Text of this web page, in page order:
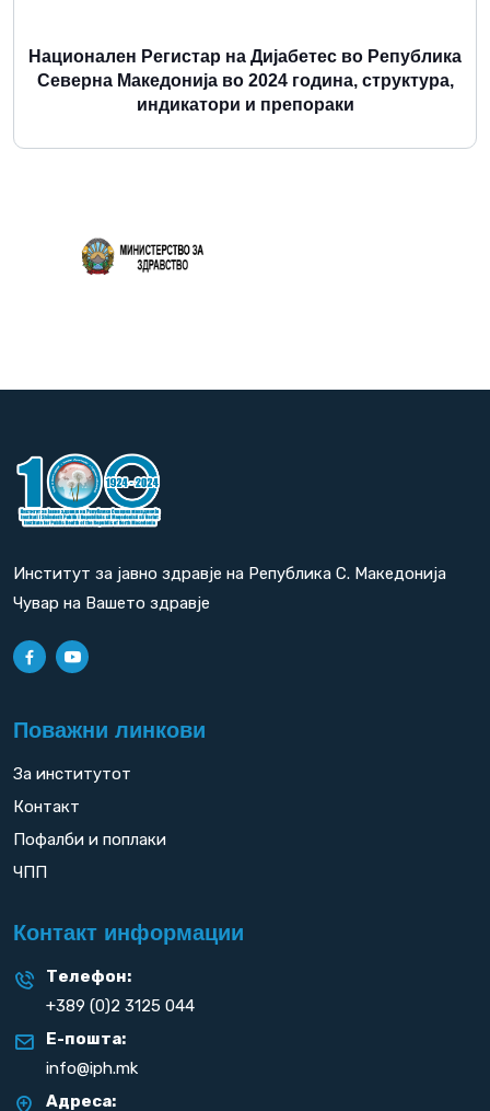
Национален Регистар на Дијабетес во Република
Северна Македонија во 2024 година, структура,
индикатори и препораки
Институт за јавно здравје на Република С. Македонија
Чувар на Вашето здравје
Поважни линкови
За институтот
Контакт
Пофалби и поплаки
ЧПП
Контакт информации
Телефон:
+389 (0)2 3125 044
Е-пошта:
info@iph.mk
Адреса: